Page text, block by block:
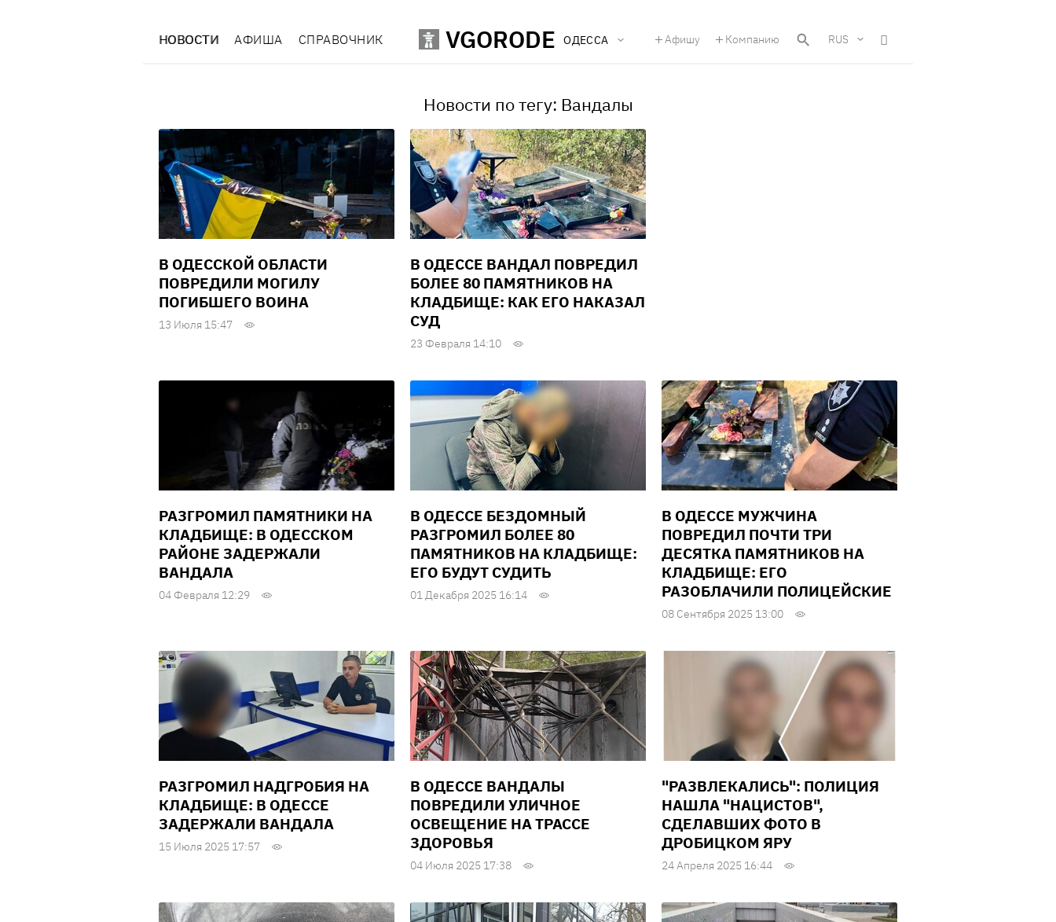
НОВОСТИ АФИША СПРАВОЧНИК VGORODE ОДЕССА Афишу Компанию RUS
Новости по тегу: Вандалы
В ОДЕССКОЙ ОБЛАСТИ
ПОВРЕДИЛИ МОГИЛУ
ПОГИБШЕГО ВОИНА
13 Июля 15:47
В ОДЕССЕ ВАНДАЛ ПОВРЕДИЛ
БОЛЕЕ 80 ПАМЯТНИКОВ НА
КЛАДБИЩЕ: КАК ЕГО НАКАЗАЛ
СУД
23 Февраля 14:10
РАЗГРОМИЛ ПАМЯТНИКИ НА
КЛАДБИЩЕ: В ОДЕССКОМ
РАЙОНЕ ЗАДЕРЖАЛИ
ВАНДАЛА
04 Февраля 12:29
В ОДЕССЕ БЕЗДОМНЫЙ
РАЗГРОМИЛ БОЛЕЕ 80
ПАМЯТНИКОВ НА КЛАДБИЩЕ:
ЕГО БУДУТ СУДИТЬ
01 Декабря 2025 16:14
В ОДЕССЕ МУЖЧИНА
ПОВРЕДИЛ ПОЧТИ ТРИ
ДЕСЯТКА ПАМЯТНИКОВ НА
КЛАДБИЩЕ: ЕГО
РАЗОБЛАЧИЛИ ПОЛИЦЕЙСКИЕ
08 Сентября 2025 13:00
РАЗГРОМИЛ НАДГРОБИЯ НА
КЛАДБИЩЕ: В ОДЕССЕ
ЗАДЕРЖАЛИ ВАНДАЛА
15 Июля 2025 17:57
В ОДЕССЕ ВАНДАЛЫ
ПОВРЕДИЛИ УЛИЧНОЕ
ОСВЕЩЕНИЕ НА ТРАССЕ
ЗДОРОВЬЯ
04 Июля 2025 17:38
"РАЗВЛЕКАЛИСЬ": ПОЛИЦИЯ
НАШЛА "НАЦИСТОВ",
СДЕЛАВШИХ ФОТО В
ДРОБИЦКОМ ЯРУ
24 Апреля 2025 16:44